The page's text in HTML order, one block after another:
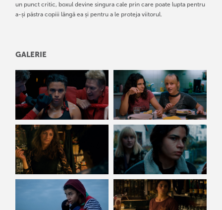
un punct critic, boxul devine singura cale prin care poate lupta pentru
a-și păstra copiii lângă ea și pentru a le proteja viitorul.
GALERIE